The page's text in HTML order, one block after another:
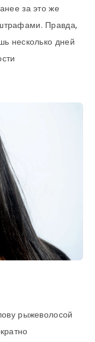
за это же
Правда,
несколько дней
рыжеволосой